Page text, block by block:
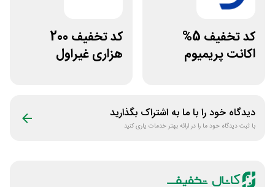
کد تخفیف 5%
اکانت پریمیوم
کد تخفیف 200
هزاری غیراول
دیدگاه خود را با ما به اشتراک بگذارید
با ثبت دیدگاه خود ما را در ارائه بهتر خدمات یاری کنید